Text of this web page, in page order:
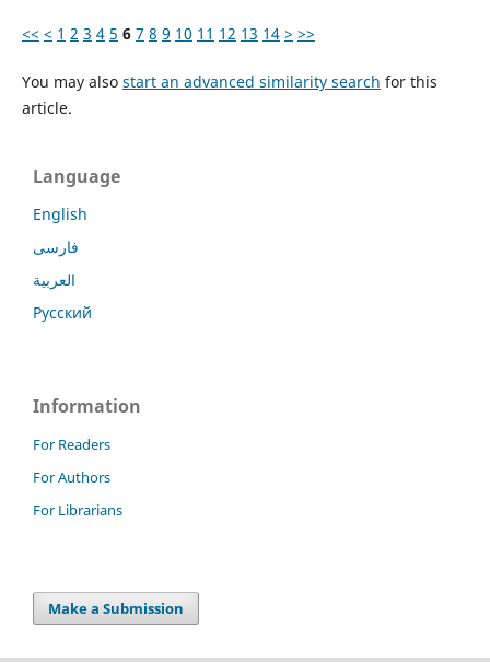
<< < 1 2 3 4 5 6 7 8 9 10 11 12 13 14 > >>
You may also start an advanced similarity search for this
article.
Language
English
فارسی
العربية
Русский
Information
For Readers
For Authors
For Librarians
Make a Submission